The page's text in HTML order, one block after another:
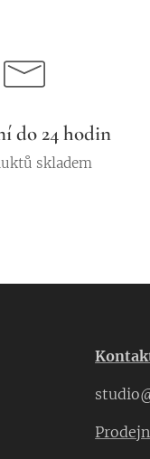
do 24 hodin
skladem